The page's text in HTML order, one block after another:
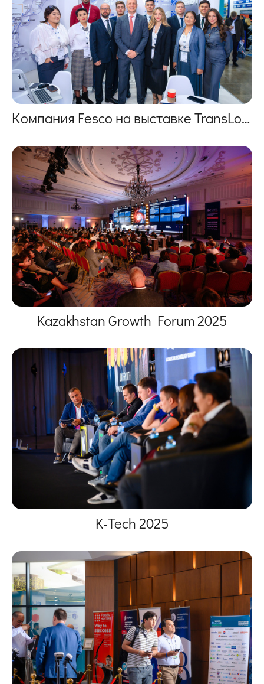
Компания Fesco на выставке TransLogistica Kazakhstan 2025
Kazakhstan Growth Forum 2025
K-Tech 2025